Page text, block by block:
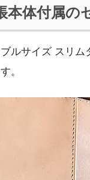
本体付属の
ブルサイズ スリ
。